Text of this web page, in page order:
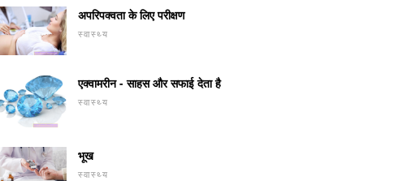
अपरिपक्वता के लिए परीक्षण
स्वास्थ्य
एक्वामरीन - साहस और सफाई देता है
स्वास्थ्य
भूख
स्वास्थ्य